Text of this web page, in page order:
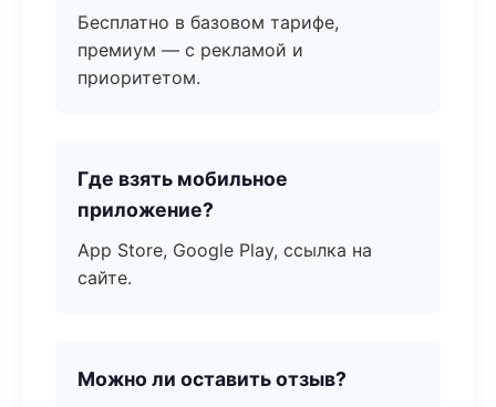
Бесплатно в базовом тарифе,
премиум — с рекламой и
приоритетом.
Где взять мобильное
приложение?
App Store, Google Play, ссылка на
сайте.
Можно ли оставить отзыв?